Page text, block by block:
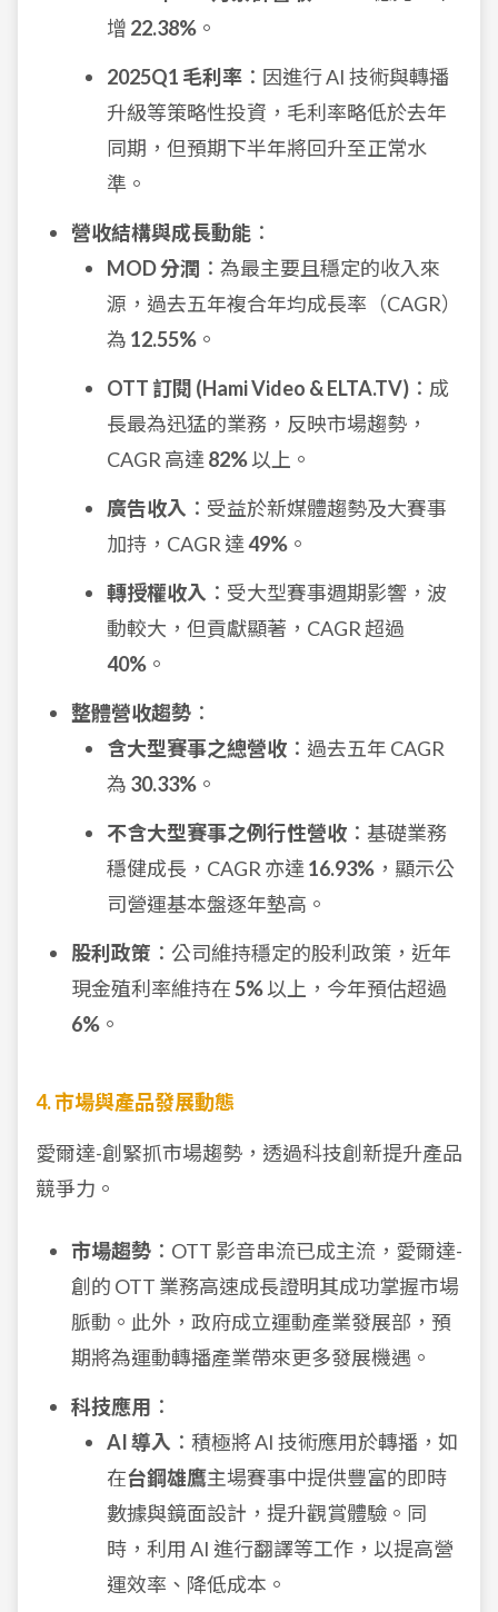
增 22.38% 。
2025Q1 毛利率 ：因進行 AI 技術與轉播
升級等策略性投資，毛利率略低於去年
同期，但預期下半年將回升至正常水
準。
營收結構與成長動能 ：
MOD 分潤 ：為最主要且穩定的收入來
源，過去五年複合年均成長率（CAGR）
為 12.55% 。
OTT 訂閱 (Hami Video & ELTA.TV) ：成
長最為迅猛的業務，反映市場趨勢，
CAGR 高達 82%以上。
廣告收入 ：受益於新媒體趨勢及大賽事
加持，CAGR 達49% 。
轉授權收入 ：受大型賽事週期影響，波
動較大，但貢獻顯著，CAGR 超過
40% 。
整體營收趨勢 ：
含大型賽事之總營收 ：過去五年 CAGR
為 30.33% 。
不含大型賽事之例行性營收 ：基礎業務
穩健成長，CAGR 亦達 16.93% ，顯示公
司營運基本盤逐年墊高。
股利政策 ：公司維持穩定的股利政策，近年
現金殖利率維持在5%以上，今年預估超過
6% 。
4. 市場與產品發展動態
愛爾達-創緊抓市場趨勢，透過科技創新提升產品
競爭力。
市場趨勢 ：OTT 影音串流已成主流，愛爾達-
創的 OTT 業務高速成長證明其成功掌握市場
脈動。此外，政府成立運動產業發展部，預
期將為運動轉播產業帶來更多發展機遇。
科技應用 ：
AI 導入 ：積極將 AI 技術應用於轉播，如
在台鋼雄鷹主場賽事中提供豐富的即時
數據與鏡面設計，提升觀賞體驗。同
時，利用 AI 進行翻譯等工作，以提高營
運效率、降低成本。